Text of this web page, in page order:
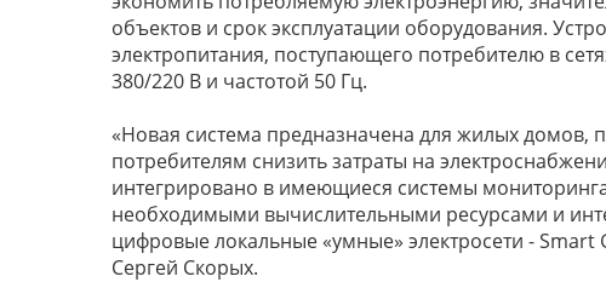
объектов и срок эксплуатации оборудования.
электропитания, поступающего потребителю в
380/220 В и частотой 50 Гц.
«Новая система предназначена для жилых домов,
потребителям снизить затраты на
интегрировано в имеющиеся системы
необходимыми вычислительными ресурсами и
цифровые локальные «умные» электросети -
Сергей Скорых.